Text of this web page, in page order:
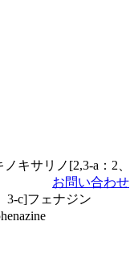
お問い合わせ
3-c]フェナジン